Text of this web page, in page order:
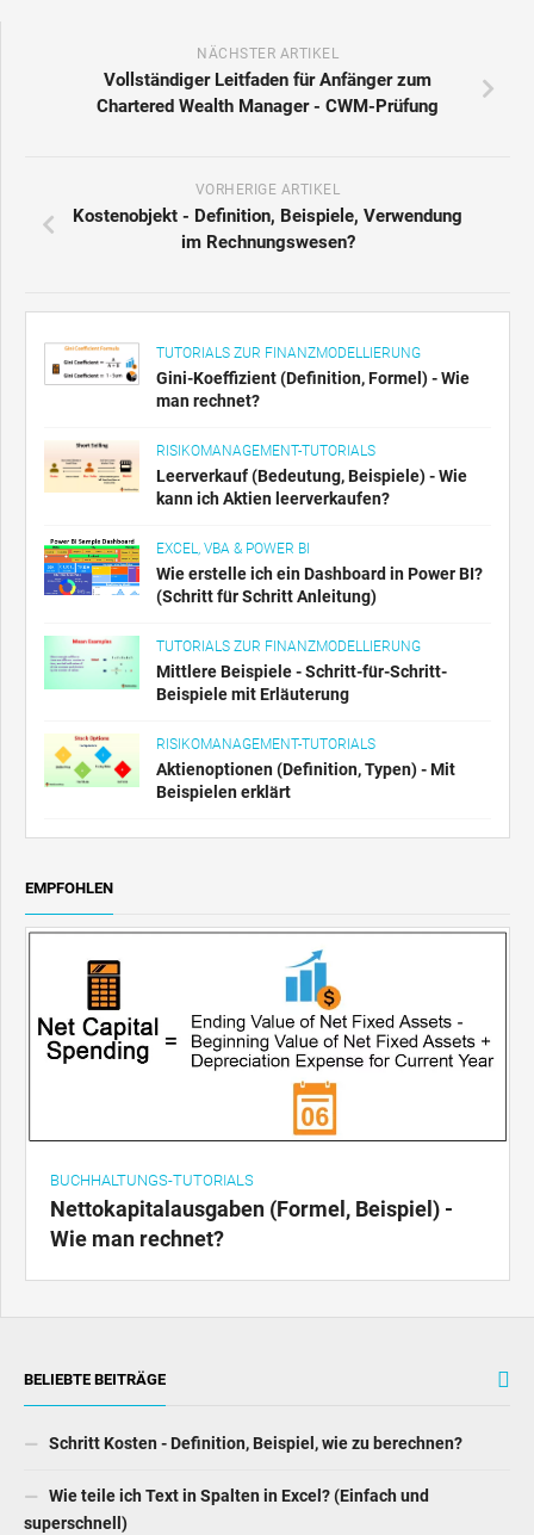
NÄCHSTER ARTIKEL
Vollständiger Leitfaden für Anfänger zum
Chartered Wealth Manager - CWM-Prüfung
VORHERIGE ARTIKEL
Kostenobjekt - Definition, Beispiele, Verwendung
im Rechnungswesen?
TUTORIALS ZUR FINANZMODELLIERUNG
Gini-Koeffizient (Definition, Formel) - Wie
man rechnet?
RISIKOMANAGEMENT-TUTORIALS
Leerverkauf (Bedeutung, Beispiele) - Wie
kann ich Aktien leerverkaufen?
EXCEL, VBA & POWER BI
Wie erstelle ich ein Dashboard in Power BI?
(Schritt für Schritt Anleitung)
TUTORIALS ZUR FINANZMODELLIERUNG
Mittlere Beispiele - Schritt-für-Schritt-
Beispiele mit Erläuterung
RISIKOMANAGEMENT-TUTORIALS
Aktienoptionen (Definition, Typen) - Mit
Beispielen erklärt
EMPFOHLEN
BUCHHALTUNGS-TUTORIALS
Nettokapitalausgaben (Formel, Beispiel) -
Wie man rechnet?
BELIEBTE BEITRÄGE
Schritt Kosten - Definition, Beispiel, wie zu berechnen?
Wie teile ich Text in Spalten in Excel? (Einfach und
superschnell)